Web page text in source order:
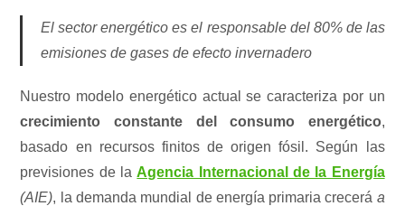
El sector energético es el responsable del 80% de las
emisiones de gases de efecto invernadero
Nuestro modelo energético actual se caracteriza por un
crecimiento constante del consumo energético,
basado en recursos finitos de origen fósil. Según las
previsiones de laAgencia Internacional de la Energía
(AIE), la demanda mundial de energía primaria crecerá a